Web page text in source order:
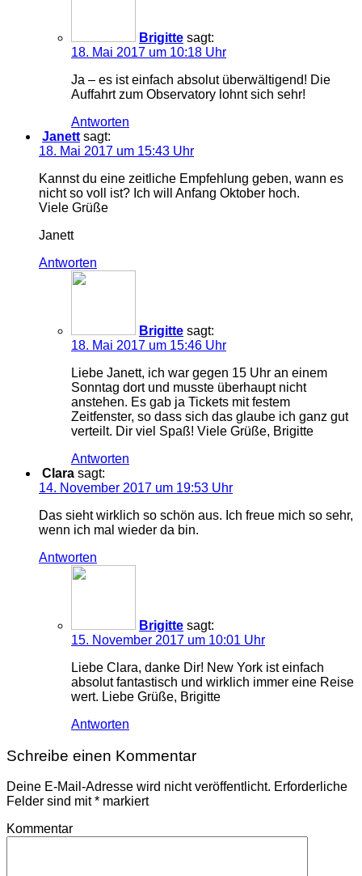
Brigitte sagt:
18. Mai 2017 um 10:18 Uhr
Ja – es ist einfach absolut überwältigend! Die
Auffahrt zum Observatory lohnt sich sehr!
Antworten
Janett sagt:
18. Mai 2017 um 15:43 Uhr
Kannst du eine zeitliche Empfehlung geben, wann es
nicht so voll ist? Ich will Anfang Oktober hoch.
Viele Grüße
Janett
Antworten
Brigitte sagt:
18. Mai 2017 um 15:46 Uhr
Liebe Janett, ich war gegen 15 Uhr an einem
Sonntag dort und musste überhaupt nicht
anstehen. Es gab ja Tickets mit festem
Zeitfenster, so dass sich das glaube ich ganz gut
verteilt. Dir viel Spaß! Viele Grüße, Brigitte
Antworten
Clara sagt:
14. November 2017 um 19:53 Uhr
Das sieht wirklich so schön aus. Ich freue mich so sehr,
wenn ich mal wieder da bin.
Antworten
Brigitte sagt:
15. November 2017 um 10:01 Uhr
Liebe Clara, danke Dir! New York ist einfach
absolut fantastisch und wirklich immer eine Reise
wert. Liebe Grüße, Brigitte
Antworten
Schreibe einen Kommentar
Deine E-Mail-Adresse wird nicht veröffentlicht. Erforderliche
Felder sind mit* markiert
Kommentar